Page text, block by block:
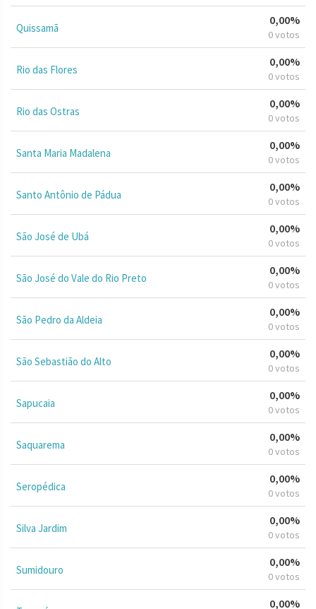
Quissamã
0,00%
0 votos
Rio das Flores
0,00%
0 votos
Rio das Ostras
0,00%
0 votos
Santa Maria Madalena
0,00%
0 votos
Santo Antônio de Pádua
0,00%
0 votos
São José de Ubá
0,00%
0 votos
São José do Vale do Rio Preto
0,00%
0 votos
São Pedro da Aldeia
0,00%
0 votos
São Sebastião do Alto
0,00%
0 votos
Sapucaia
0,00%
0 votos
Saquarema
0,00%
0 votos
Seropédica
0,00%
0 votos
Silva Jardim
0,00%
0 votos
Sumidouro
0,00%
0 votos
0,00%